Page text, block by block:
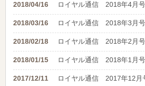
2018/04/16 ロイヤル通信 2018年4月
2018/03/16 ロイヤル通信 2018年3月
2018/02/18 ロイヤル通信 2018年2月
2018/01/15 ロイヤル通信 2018年1月
2017/12/11
ロイヤル通信 2017年12月